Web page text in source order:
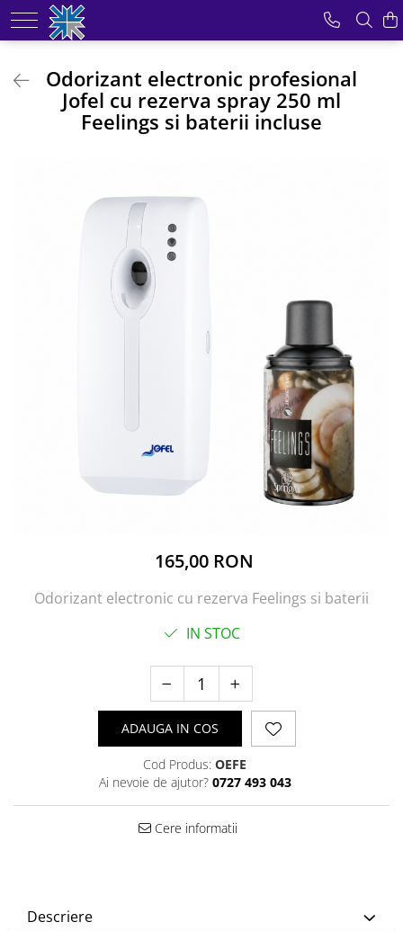
Odorizante pentru incaperi
Role hartie industriala
Uscatoare pentru maini
Dispensere hartie igienica
Consumabile din hartie
Mopuri profesionale
Odorizant electronic profesional
Jofel cu rezerva spray 250 ml
Feelings si baterii incluse
165,00 RON
Odorizant electronic cu rezerva Feelings si baterii
IN STOC
ADAUGA IN COS
Cod Produs: OEFE
Ai nevoie de ajutor? 0727 493 043
Cere informatii
Descriere